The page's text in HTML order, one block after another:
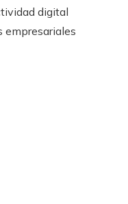
digital
empresariales